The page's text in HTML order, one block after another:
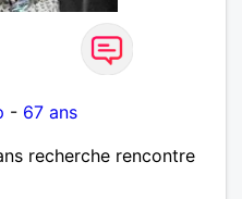
- 67 ans
recherche rencontre